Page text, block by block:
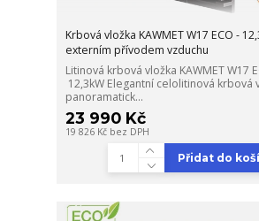
Krbová vložka KAWMET W17 ECO -
externím přívodem vzduchu
Litinová krbová vložka KAWMET W17
12,3kW Elegantní celolitinová krbová
panoramatick...
23 990 Kč
19 826 Kč bez DPH
Přidat do